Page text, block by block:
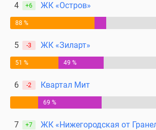
4 +6 ЖК «Остров»
88 %
5 -3 ЖК «Зиларт»
51 % 49 %
6 -2 Квартал Мит
69 %
7 +7 ЖК «Нижегородская от